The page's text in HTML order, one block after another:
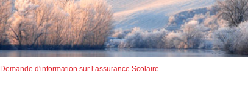
Demande d'information sur l’assurance Scolaire